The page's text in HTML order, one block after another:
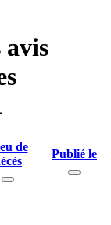
avis
de
Publié le